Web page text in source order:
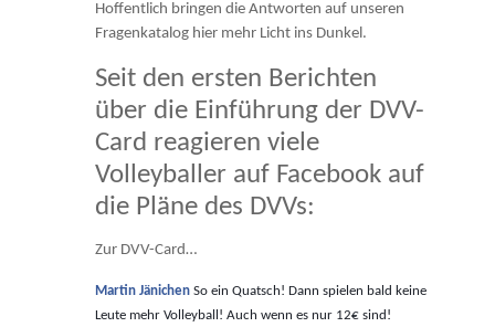
Hoffentlich bringen die Antworten auf unseren
Fragenkatalog hier mehr Licht ins Dunkel.
Seit den ersten Berichten
über die Einführung der DVV-
Card reagieren viele
Volleyballer auf Facebook auf
die Pläne des DVVs:
Zur DVV-Card…
Martin Jänichen So ein Quatsch! Dann spielen bald keine
Leute mehr Volleyball! Auch wenn es nur 12€ sind!